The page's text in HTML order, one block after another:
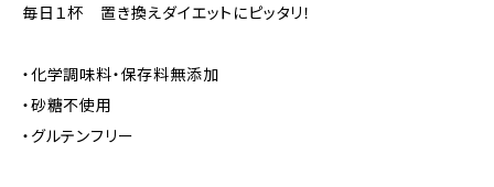
毎日１杯 置き換えダイエットにピッタリ！
・化学調味料・保存料無添加
・砂糖不使用
・グルテンフリー